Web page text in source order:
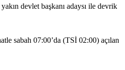
devlet başkanı adaysı ile devrik
sabah 07:00’da (TSİ 02:00) açılan